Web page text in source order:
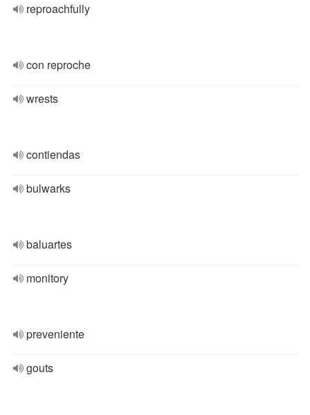
reproachfully
con reproche
wrests
contiendas
bulwarks
baluartes
monitory
preveniente
gouts